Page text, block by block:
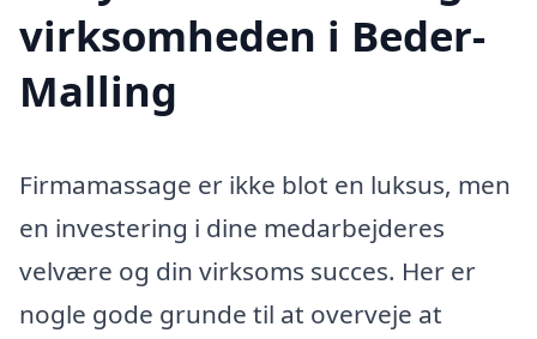
virksomheden i Beder-
Malling
Firmamassage er ikke blot en luksus, men
en investering i dine medarbejderes
velvære og din virksoms succes. Her er
nogle gode grunde til at overveje at